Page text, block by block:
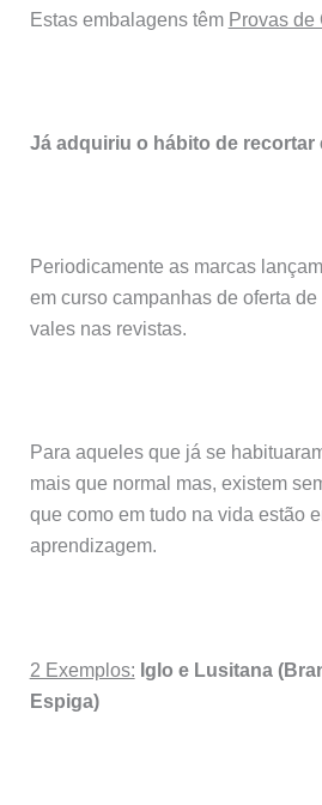
Estas embalagens têm Provas de
Já adquiriu o hábito de recortar
Periodicamente as marcas
em curso campanhas de oferta
vales nas revistas.
Para aqueles que já se
mais que normal mas, existem
que como em tudo na vida estão
aprendizagem.
2 Exemplos: Iglo e Lusitana
Espiga)